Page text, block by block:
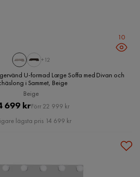
10
+12
U-formad Large Soffa med Divan och
i Sammet, Beige
Beige
Pris
699 krOriginal
Pris
Förr 22 999 kr
lägsta pris 14 699 kr